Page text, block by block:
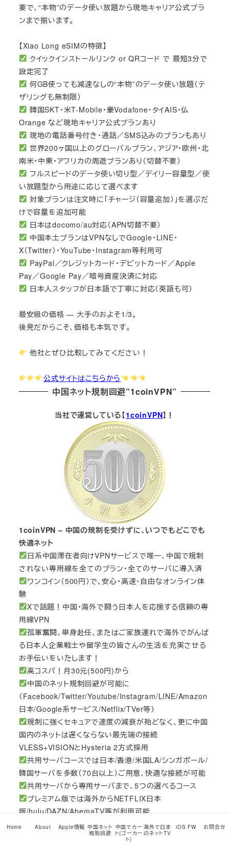
要で、“本物”のデータ使い放題から現地キャリア公式プラ
ンまで揃います。
【Xiao Long eSIMの特徴】
クイックインストールリンク or QRコード で 最短3分で
設定完了
何GB使っても減速なしの“本物”のデータ使い放題（テ
ザリングも無制限）
韓国SKT・米T-Mobile・豪Vodafone・タイAIS・仏
Orange など現地キャリア公式プランあり
現地の電話番号付き・通話／SMS込みのプランもあり
世界200ヶ国以上のグローバルプラン、アジア・欧州・北
南米・中東・アフリカの周遊プランあり（切替不要）
フルスピードのデータ使い切り型／デイリー容量型／使
い放題型から用途に応じて選べます
対象プランは注文時に「チャージ（容量追加）」を選ぶだ
けで容量を追加可能
日本はdocomo/au対応（APN切替不要）
中国本土プランはVPNなしでGoogle・LINE・
X（Twitter）・YouTube・Instagram等利用可
PayPal／クレジットカード・デビットカード／Apple
Pay／Google Pay／暗号資産決済に対応
日本人スタッフが日本語で丁寧に対応（英語も可）
最安級の価格 — 大手のおよそ1/3。
後発だからこそ、価格も本気です。
他社とぜひ比較してみてください！
公式サイトはこちらから
中国ネット規制回避”1coinVPN”
当社で運営している【1coinVPN】！
1coinVPN – 中国の規制を受けずに、いつでもどこでも
快適ネット
日系中国滞在者向けVPNサービスで唯一、中国で規制
されない専用線を全てのプラン・全てのサーバに導入済
ワンコイン（500円）で、安心・高速・自由なオンライン体
験
Xで話題！中国・海外で闘う日本人を応援する信頼の専
用線VPN
孤軍奮闘、単身赴任、またはご家族連れで海外でがんば
る日本人企業戦士や留学生の皆さんの生活を充実させる
お手伝いをいたします！
高コスパ！月30元(500円)から
中国のネット規制回避が可能に
（Facebook/Twitter/Youtube/Instagram/LINE/Amazon
日本/Google系サービス/Netflix/TVer等）
規制に強くセキュアで速度の減衰が殆どなく、更に中国
国内のネットは遅くならない最先端の接続
VLESS+VISIONとHysteria 2方式採用
共用サーバコースでは日本/香港/米国LA/シンガポール/
韓国サーバを多数（70台以上）ご用意、快適な接続が可能
共用サーバから専用サーバまで、5つの選べるコース
プレミアム版では海外からNETFLIX日本
版/hulu/DAZN/AbemaTV等が利用可能
Win/Mac/iOS/Android用公式専用アプリあり、サードパ
ーティ接続アプリではLinuxやAmazon Fire TV Stickでも
Home About Apple情報 中国ネット
規制回避
中国でカー
ト(ゴーカー
ト)
海外で日本
のネットTV
iOS FW お問合せ